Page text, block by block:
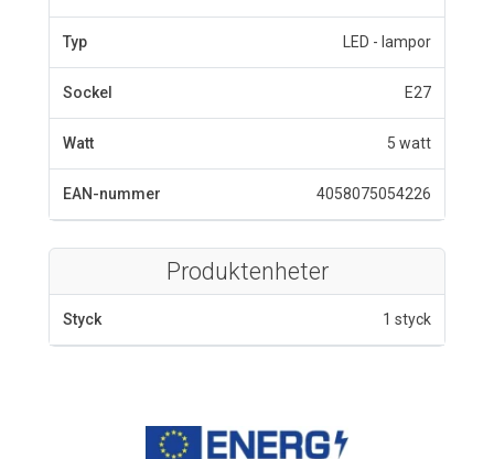
Typ LED - lampor
Sockel E27
Watt 5 watt
EAN-nummer 4058075054226
Produktenheter
Styck 1 styck